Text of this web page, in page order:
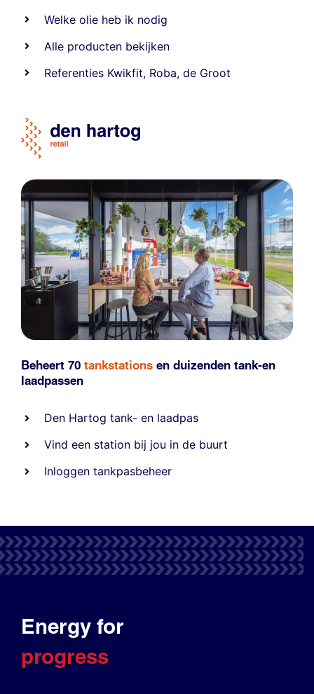
Welke olie heb ik nodig
Alle producten bekijken
Referenties Kwikfit, Roba,de Groot
Beheert 70 tankstations en duizenden tank-en
laadpassen
Den Hartog tank- en laadpas
Vind een station bij jou in de buurt
Inloggen tankpasbeheer
Energy for
progress